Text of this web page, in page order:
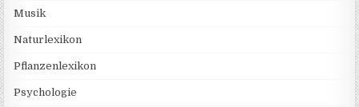
Musik
Naturlexikon
Pflanzenlexikon
Psychologie